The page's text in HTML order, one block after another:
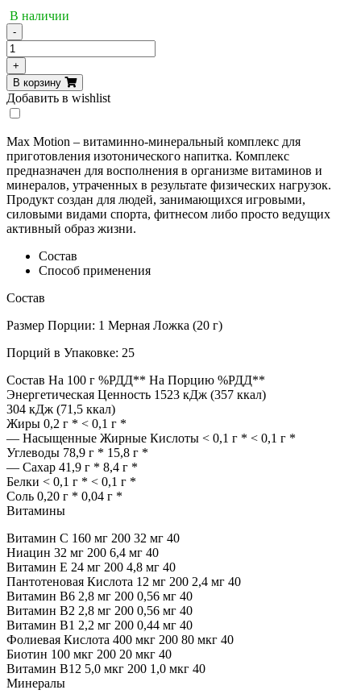
В наличии
-
Количество
товара
Maxler
Max
Motion
1000
(bag)
(Wild
Berry)
+
В корзину
Добавить в wishlist
Max Motion – витаминно-минеральный комплекс для
приготовления изотонического напитка. Комплекс
предназначен для восполнения в организме витаминов и
минералов, утраченных в результате физических нагрузок.
Продукт создан для людей, занимающихся игровыми,
силовыми видами спорта, фитнесом либо просто ведущих
активный образ жизни.
Состав
Способ применения
Состав
Размер Порции: 1 Мерная Ложка (20 г)
Порций в Упаковке: 25
Состав На 100 г %РДД** На Порцию %РДД**
Энергетическая Ценность 1523 кДж (357 ккал)
304 кДж (71,5 ккал)
Жиры 0,2 г * < 0,1 г *
— Насыщенные Жирные Кислоты < 0,1 г * < 0,1 г *
Углеводы 78,9 г * 15,8 г *
— Сахар 41,9 г * 8,4 г *
Белки < 0,1 г * < 0,1 г *
Соль 0,20 г * 0,04 г *
Витамины
Витамин С 160 мг 200 32 мг 40
Ниацин 32 мг 200 6,4 мг 40
Витамин Е 24 мг 200 4,8 мг 40
Пантотеновая Кислота 12 мг 200 2,4 мг 40
Витамин В6 2,8 мг 200 0,56 мг 40
Витамин В2 2,8 мг 200 0,56 мг 40
Витамин В1 2,2 мг 200 0,44 мг 40
Фолиевая Кислота 400 мкг 200 80 мкг 40
Биотин 100 мкг 200 20 мкг 40
Витамин В12 5,0 мкг 200 1,0 мкг 40
Минералы